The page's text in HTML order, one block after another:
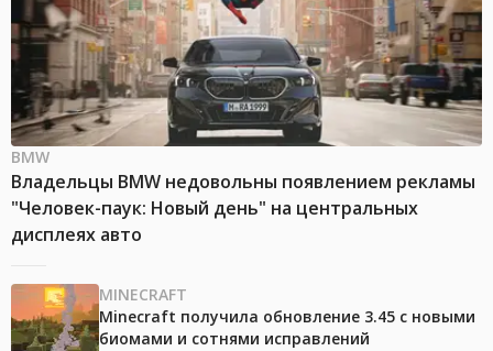
BMW
Владельцы BMW недовольны появлением рекламы
"Человек-паук: Новый день" на центральных
дисплеях авто
MINECRAFT
Minecraft получила обновление 3.45 с новыми
биомами и сотнями исправлений